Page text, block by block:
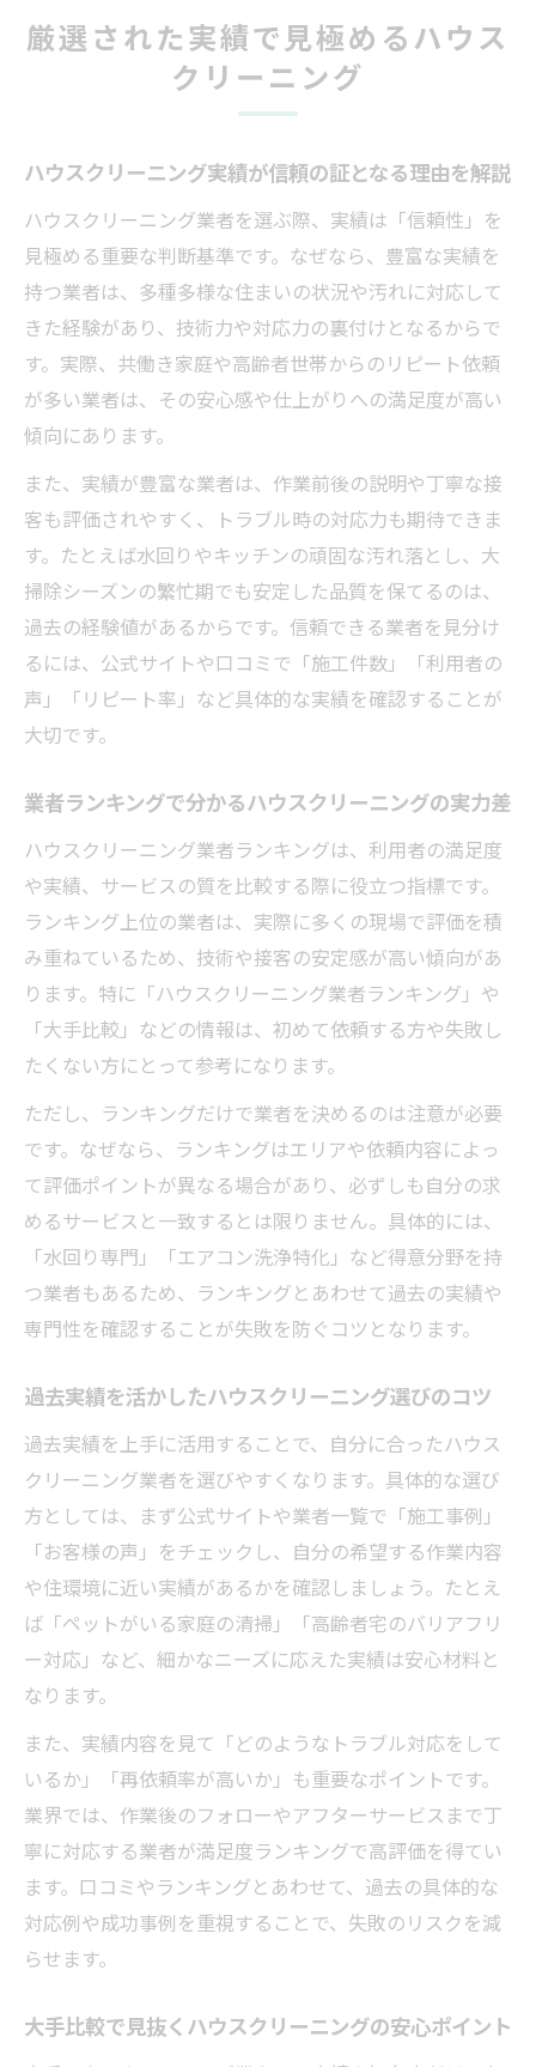
大手比較で見抜くハウスクリーニングの安
心ポイント
ハウスクリーニング業者一覧から実績を調
べる方法
にあり
実績豊富なハウスクリーニングが選ばれる
背景
ハウスクリーニングで信頼される実績の見
極め方
利用者満足度ランキングと実績の関連性を
ハウスクリーニングの口コミと実績の重要
な関係性
業者ランキングから見る信頼できる実績の
特徴
ハウスクリーニング業者選びに失敗しないコツ
とは
悪質なハウスクリーニング業者の見分け方
を伝授
満足度ランキング活用で業者比較の失敗を
防ぐ
大手比較で失敗しないハウスクリーニング
選び
実績から読み解くハウスクリーニングの選
定基準
人気のハウスクリーニング業者を比較するポイ
ント
ハウスクリーニング大手比較で分かる選び
方の違い
実績で比較するハウスクリーニング業者の
特徴
度を解説
ト
ハウスクリーニング相場と実績のバランス
を考える
実績豊富なハウスクリーニングが支持される秘
密
ハウスクリーニング実績が生む顧客満足度
リピート率で分かる実績豊富な業者の強み
とは
業者ランキングや口コミから紐解く支持理
由
大手比較で見える実績の安心感と信頼性
利用者評価が高いハウスクリーニング実績
点
厳選された実績で見極めるハウス
クリーニング
ハウスクリーニング実績が信頼の証となる理由を解説
ハウスクリーニング業者を選ぶ際、実績は「信頼性」を
見極める重要な判断基準です。なぜなら、豊富な実績を
持つ業者は、多種多様な住まいの状況や汚れに対応して
きた経験があり、技術力や対応力の裏付けとなるからで
す。実際、共働き家庭や高齢者世帯からのリピート依頼
が多い業者は、その安心感や仕上がりへの満足度が高い
傾向にあります。
また、実績が豊富な業者は、作業前後の説明や丁寧な接
客も評価されやすく、トラブル時の対応力も期待できま
す。たとえば水回りやキッチンの頑固な汚れ落とし、大
掃除シーズンの繁忙期でも安定した品質を保てるのは、
過去の経験値があるからです。信頼できる業者を見分け
るには、公式サイトや口コミで「施工件数」「利用者の
声」「リピート率」など具体的な実績を確認することが
大切です。
業者ランキングで分かるハウスクリーニングの実力差
ハウスクリーニング業者ランキングは、利用者の満足度
や実績、サービスの質を比較する際に役立つ指標です。
ランキング上位の業者は、実際に多くの現場で評価を積
み重ねているため、技術や接客の安定感が高い傾向があ
ります。特に「ハウスクリーニング業者ランキング」や
「大手比較」などの情報は、初めて依頼する方や失敗し
たくない方にとって参考になります。
ただし、ランキングだけで業者を決めるのは注意が必要
です。なぜなら、ランキングはエリアや依頼内容によっ
て評価ポイントが異なる場合があり、必ずしも自分の求
めるサービスと一致するとは限りません。具体的には、
「水回り専門」「エアコン洗浄特化」など得意分野を持
つ業者もあるため、ランキングとあわせて過去の実績や
専門性を確認することが失敗を防ぐコツとなります。
過去実績を活かしたハウスクリーニング選びのコツ
過去実績を上手に活用することで、自分に合ったハウス
クリーニング業者を選びやすくなります。具体的な選び
方としては、まず公式サイトや業者一覧で「施工事例」
「お客様の声」をチェックし、自分の希望する作業内容
や住環境に近い実績があるかを確認しましょう。たとえ
ば「ペットがいる家庭の清掃」「高齢者宅のバリアフリ
ー対応」など、細かなニーズに応えた実績は安心材料と
なります。
また、実績内容を見て「どのようなトラブル対応をして
いるか」「再依頼率が高いか」も重要なポイントです。
業界では、作業後のフォローやアフターサービスまで丁
寧に対応する業者が満足度ランキングで高評価を得てい
ます。口コミやランキングとあわせて、過去の具体的な
対応例や成功事例を重視することで、失敗のリスクを減
らせます。
大手比較で見抜くハウスクリーニングの安心ポイント